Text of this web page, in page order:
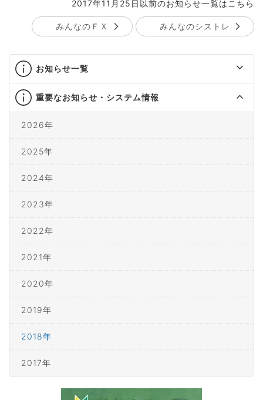
2017年11月25日以前のお知らせ一覧はこちら
みんなのＦＸ みんなのシストレ
お知らせ一覧
重要なお知らせ・システム情報
2026年
2025年
2024年
2023年
2022年
2021年
2020年
2019年
2018年
2017年